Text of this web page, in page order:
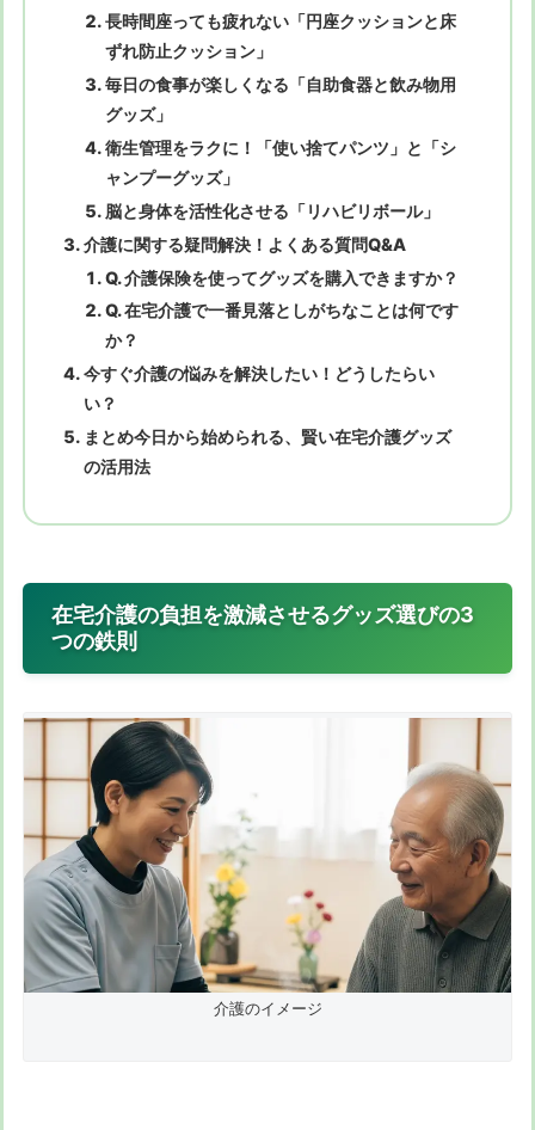
長時間座っても疲れない「円座クッションと床
ずれ防止クッション」
毎日の食事が楽しくなる「自助食器と飲み物用
グッズ」
衛生管理をラクに！「使い捨てパンツ」と「シ
ャンプーグッズ」
脳と身体を活性化させる「リハビリボール」
介護に関する疑問解決！よくある質問Q&A
Q. 介護保険を使ってグッズを購入できますか？
Q. 在宅介護で一番見落としがちなことは何です
か？
今すぐ介護の悩みを解決したい！どうしたらい
い？
まとめ今日から始められる、賢い在宅介護グッズ
の活用法
在宅介護の負担を激減させるグッズ選びの3
つの鉄則
介護のイメージ